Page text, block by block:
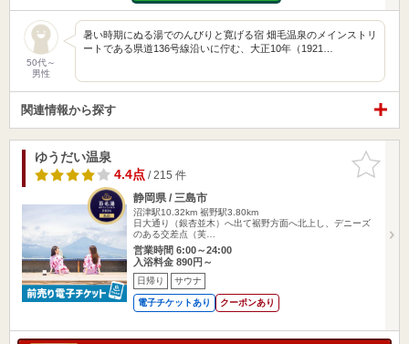
50代～
男性
暑い時期にぬる湯でのんびりと寛げる宿 畑毛温泉のメインストリ
ートである県道136号線沿いに佇む、大正10年（1921…
関連情報から探す
お気に入
りに追加
ゆうだい温泉
4.4点/ 215 件
静岡県 / 三島市
沼津駅10.32km 裾野駅3.80km
日大通り（銀杏並木）へ出て裾野方面へ北上し、デニーズ
のある交差点（芙…
営業時間 6:00～24:00
入浴料金 890円～
日帰り サウナ
電子チケットあり クーポンあり